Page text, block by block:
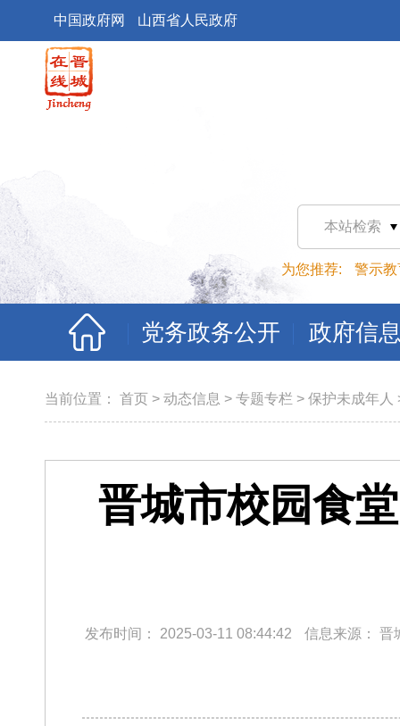
中国政府网 山西省人民政府
本站检索
为您推荐: 警示教
党务政务公开 政府信
当前位置： 首页 > 动态信息 > 专题专栏 > 保护未成年人
晋城市校园食
发布时间： 2025-03-11 08:44:42 信息来源： 晋